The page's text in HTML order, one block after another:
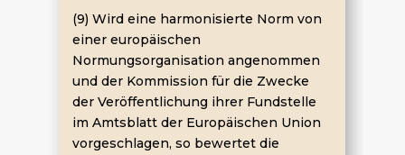
(9) Wird eine harmonisierte Norm von
einer europäischen
Normungsorganisation angenommen
und der Kommission für die Zwecke
der Veröffentlichung ihrer Fundstelle
im Amtsblatt der Europäischen Union
vorgeschlagen, so bewertet die